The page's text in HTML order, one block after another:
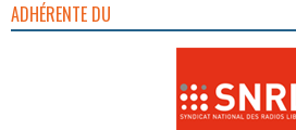
ADHÉRENTE DU